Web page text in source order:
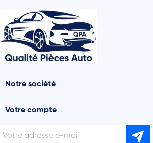
Notre société
Votre compte